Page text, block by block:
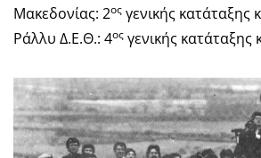
Μακεδονίας: 2ος γενικής κατάταξης
Ράλλυ Δ.Ε.Θ.: 4ος γενικής κατάταξης